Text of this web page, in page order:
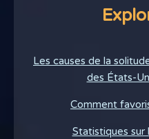
Les causes de la
des États-
Comment
Statistiques sur